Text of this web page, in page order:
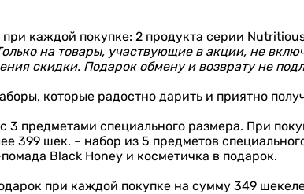
каждой покупке: 2 продукта серии
на товары, участвующие в акции, не
скидки. Подарок обмену и возврату не
которые радостно дарить и приятно
предметами специального размера. При
399 шек. – набор из 5 предметов
Black Honey и косметичка в подарок.
при каждой покупке на сумму 349